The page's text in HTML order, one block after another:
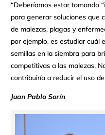
“Deberíamos estar tomando
para generar soluciones que
de malezas, plagas y
por ejemplo, es estudiar cuál
semillas en la siembra para
competitivas a las malezas.
contribuiría a reducir el uso
Juan Pablo Sorín